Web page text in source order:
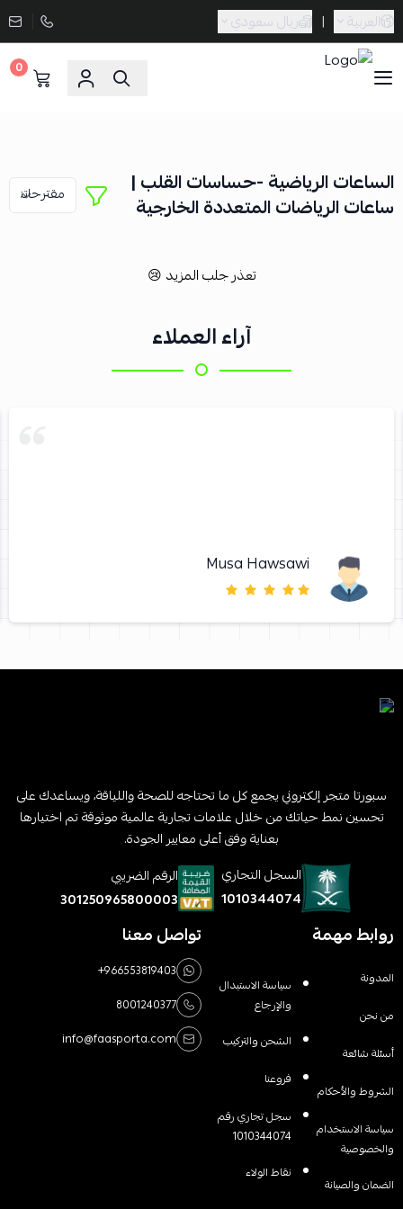
العربية | ريال سعودي
0
الساعات الرياضية -حساسات القلب |
ساعات الرياضات المتعددة الخارجية
تعذر جلب المزيد 😢
آراء العملاء
Musa Hawsawi
سبورتا متجر إلكتروني يجمع كل ما تحتاجه للصحة واللياقة، ويساعدك على
تحسين نمط حياتك من خلال علامات تجارية عالمية موثوقة تم اختيارها
بعناية وفق أعلى معايير الجودة.
السجل التجاري
1010344074
الرقم الضريبي
301250965800003
روابط مهمة
المدونة
من نحن
أسئلة شائعة
الشروط والأحكام
سياسة الاستخدام
والخصوصية
الضمان والصيانة
سياسة الاستبدال
والإرجاع
الشحن والتركيب
فروعنا
سجل تجاري رقم
1010344074
نقاط الولاء
تواصل معنا
+966553819403
8001240377
info@faasporta.com